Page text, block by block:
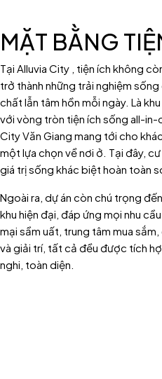
MẶT BẰNG
Tại Alluvia City , tiện ích không
trở thành những trải nghiệm
chất lẫn tâm hồn mỗi ngày. Là
với vòng tròn tiện ích sống all-
City Văn Giang mang tới cho
một lựa chọn về nơi ở. Tại đây,
giá trị sống khác biệt hoàn toàn
Ngoài ra, dự án còn chú trọng
khu hiện đại, đáp ứng mọi nhu
mại sầm uất, trung tâm mua
và giải trí, tất cả đều được tích
nghi, toàn diện.